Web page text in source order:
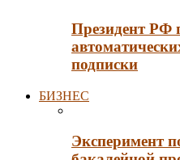
Президент РФ
подписки
БИЗНЕС
Эксперимент